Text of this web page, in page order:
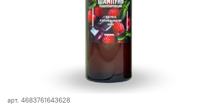
арт. 4683761643628